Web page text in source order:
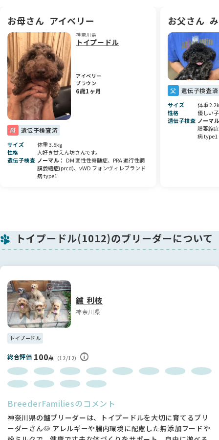
パパとママをお見せすることができます。人懐こく可愛い健康
体なパパとママです。
お客様が来ても、子犬がいるからといって吠えたりしません。
性格良いです。
子犬は親に性格が似ますので、お見せすることはとても大事だ
と考えております。
ぜひご家族でご見学にいらしてください。
トイプードルの三大遺伝性疾患ですが、【PRA進行性網膜萎縮
症（prcd-pra）・変性性脊髄症（DM）・フォンビルブランド
病 type1（vWD1）】を発症することはありません。（若いう
ちに遺伝的疾患により目が見えなくなる心配がありません）
お引き渡し時には、躾、お手入れ、食事、お散歩、接し方等の
お話を２〜３時間ほどさせていただいております。
トリミングやホテルもしております。我が家出身の子は割引し
トイプードルブリーダー歴24年、愛情を持って、親も子も育て
ております。
お支払いにはQRコード決済、各種クレジットカード使えます。
ご予約金（５万円内金）は現金のみとさせていただいておりま
す。
★★他の犬舎、ペットショップへお立ち寄り後のご見学は、伝
染病感染等の理由によりお断りさせていただいております。
★★ブリーダーや繁殖目的の方、及び、毎日のお留守番が８時
間を超える方（多頭飼いを除く）にはお譲りいたしませんので
ご了承ください。
最後までご覧いただきありがとうございます。
お気軽にお問い合わせください。
どうぞよろしくお願いいたします。
お母さん アイベリー
神奈川県
トイプードル
アイベリー
ブラウン
6歳1ヶ月
母 遺伝子検査済
サイズ
体重 3.5kg
性格
人好き甘えん坊さんです。
遺伝子検査 ノーマル
DM 変性性脊髄症、PRA 進行性網
膜萎縮症(prcd)、vWD フォンヴィレブランド
病 type1
お父さん
父 遺伝子検査済
サイズ
体重
性格
優しい
遺伝子検査 ノーマ
膜萎縮
病 type1
トイプードル(1012)のブリーダーについて
鑪 利枝
神奈川県
トイプードル
総合評価 100点 （12/12）
BreederFamiliesのコメント
神奈川県の鑪ブリーダーは、トイプードルを大切に育てるブリ
ーダーさん🐶 アレルギーや腸内環境に配慮した無添加フードや